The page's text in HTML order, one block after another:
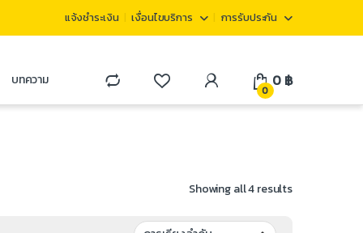
แจ้งชำระเงิน เงื่อนไขบริการ การรับประกัน
บทความ
0
0 ฿
Showing all 4 results